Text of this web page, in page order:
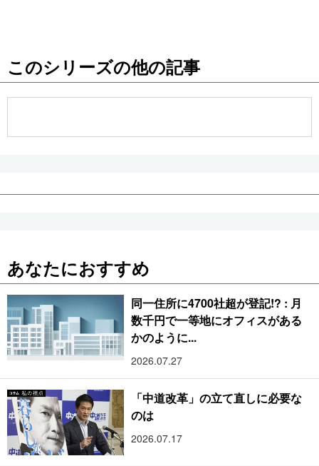
公式SNS
このシリーズの他の記事
あなたにおすすめ
同一住所に4700社超が登記!? : 月
数千円で一等地にオフィスがある
かのように...
2026.07.27
「中道改革」の立て直しに必要な
のは
2026.07.17